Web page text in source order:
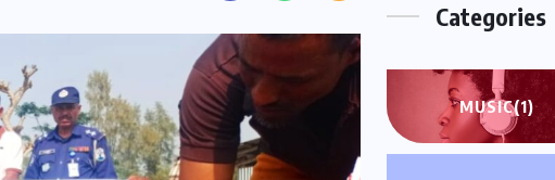
Categories
MUSIC(1)